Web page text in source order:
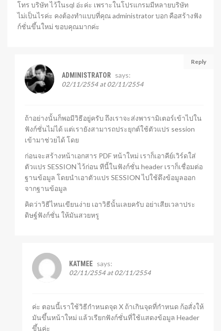
โทร บริษัท ไว้ในsql อ่ะค่ะ เพราะในโปรแกรมมีหลายบริษัท
ไม่เป็นไรค่ะ คงต้องทำแบบที่คุณ administrator บอก คือสร้างฟัง
ก์ชั่นขึ้นใหม่ ขอบคุณมากค่ะ
Reply
ADMINISTRATOR says:
02/11/2554 at 02/11/2554
ถ้าอย่างนั้นก็พอมีวิธีอยู่ครับ ถึงเราจะส่งพารามิเตอร์เข้าไปใน
ฟังก์ชั่นไม่ได้ แต่เรายังสามารถประยุกต์ใช้ตัวแปร session
เข้ามาช่วยได้ โดย
ก่อนจะสร้างหน้าเอกสาร PDF หน้าใหม่ เราก็เอาคีย์เวิร์ดใส่
ตัวแปร SESSION ไว้ก่อน ทีนี้ในฟังก์ชั่น header เราก็เชื่อมต่อ
ฐานข้อมูล โดยนำเอาตัวแปร SESSION ไปใช้ดึงข้อมูลออก
จากฐานข้อมูล
คิดว่าวิธีไหนเขียนง่าย เอาวิธีนั้นเลยครับ อย่าเสียเวลาประ
ดิษฐ์ฟังก์ชั่น ให้มันสวยหรู
KATMEE says:
02/11/2554 at 02/11/2554
ค่ะ ตอนนี้เราใช้วิธีกำหนดจุด X ถ้าเกินจุดที่กำหนด ก้อสั่งให้
มันขึ้นหน้าใหม่ แล้วเรียกฟังก์ชั่นที่ใช้แสดงข้อมูล Header
ขึ้นค่ะ